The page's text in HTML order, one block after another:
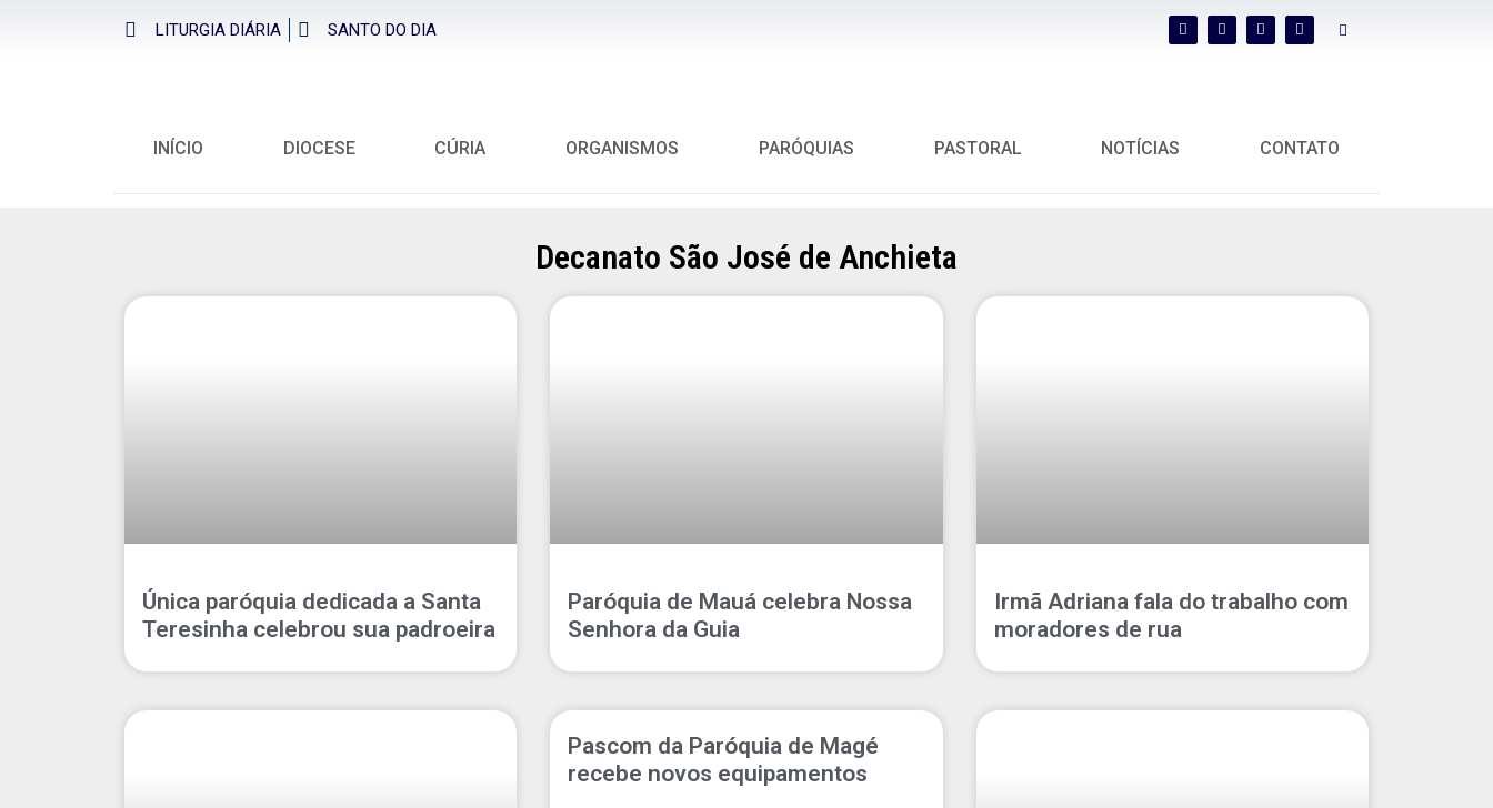
LITURGIA DIÁRIA SANTO DO DIA
INÍCIO DIOCESE CÚRIA ORGANISMOS PARÓQUIAS PASTORAL NOTÍCIAS CONTATO
Decanato São José de Anchieta
Única paróquia dedicada a Santa
Teresinha celebrou sua padroeira
Paróquia de Mauá celebra Nossa
Senhora da Guia
Irmã Adriana fala do trabalho com
moradores de rua
Pascom da Paróquia de Magé
recebe novos equipamentos